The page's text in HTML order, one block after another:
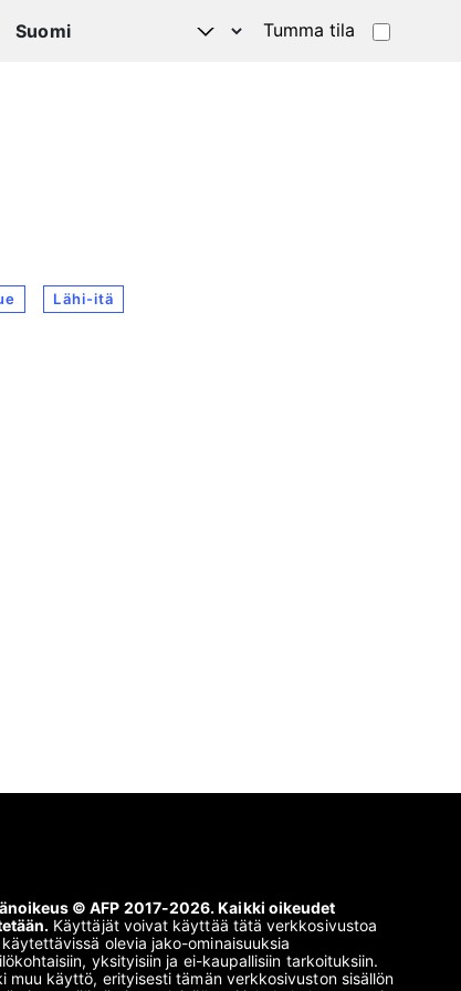
Tumma tila
Lähi-itä
© AFP 2017-2026. Kaikki oikeudet
Käyttäjät voivat käyttää tätä verkkosivustoa
olevia jako-ominaisuuksia
yksityisiin ja ei-kaupallisiin tarkoituksiin.
muu käyttö, erityisesti tämän verkkosivuston sisällön